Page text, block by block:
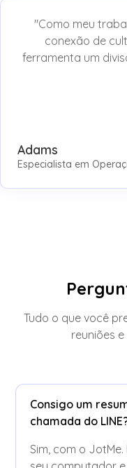
"Como meu
conexão de
ferramenta um
Adams
Especialista em
Tudo o que você
reuniões
Consigo um
chamada do
Sim, com o